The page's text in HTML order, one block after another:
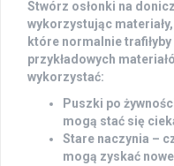
Stwórz osłonki na
wykorzystując
które normalnie
przykładowych
wykorzystać:
Puszki po
mogą stać się
Stare naczynia –
mogą zyskać